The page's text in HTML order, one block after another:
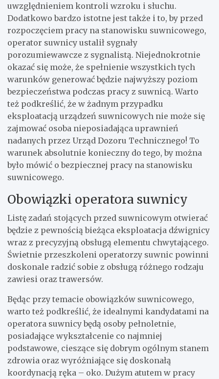
uwzględnieniem kontroli wzroku i słuchu.
Dodatkowo bardzo istotne jest także i to, by przed
rozpoczęciem pracy na stanowisku suwnicowego,
operator suwnicy ustalił sygnały
porozumiewawcze z sygnalistą. Niejednokrotnie
okazać się może, że spełnienie wszystkich tych
warunków generować będzie najwyższy poziom
bezpieczeństwa podczas pracy z suwnicą. Warto
też podkreślić, że w żadnym przypadku
eksploatacją urządzeń suwnicowych nie może się
zajmować osoba nieposiadająca uprawnień
nadanych przez Urząd Dozoru Technicznego! To
warunek absolutnie konieczny do tego, by można
było mówić o bezpiecznej pracy na stanowisku
suwnicowego.
Obowiązki operatora suwnicy
Listę zadań stojących przed suwnicowym otwierać
będzie z pewnością bieżąca eksploatacja dźwignicy
wraz z precyzyjną obsługą elementu chwytającego.
Świetnie przeszkoleni operatorzy suwnic powinni
doskonale radzić sobie z obsługą różnego rodzaju
zawiesi oraz trawersów.
Będąc przy temacie obowiązków suwnicowego,
warto też podkreślić, że idealnymi kandydatami na
operatora suwnicy będą osoby pełnoletnie,
posiadające wykształcenie co najmniej
podstawowe, cieszące się dobrym ogólnym stanem
zdrowia oraz wyróżniające się doskonałą
koordynacją ręka – oko. Dużym atutem w pracy